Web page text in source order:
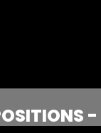
-